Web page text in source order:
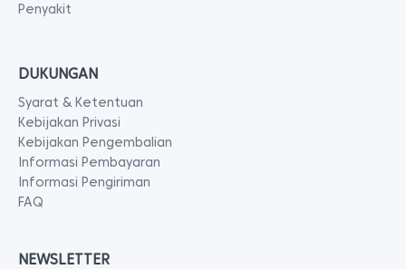
Penyakit
DUKUNGAN
Syarat & Ketentuan
Kebijakan Privasi
Kebijakan Pengembalian
Informasi Pembayaran
Informasi Pengiriman
FAQ
NEWSLETTER